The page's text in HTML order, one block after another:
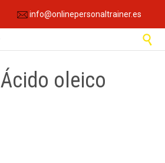
info@onlinepersonaltrainer.es

Ácido oleico